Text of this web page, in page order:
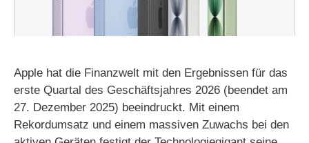
Apple hat die Finanzwelt mit den Ergebnissen für das
erste Quartal des Geschäftsjahres 2026 (beendet am
27. Dezember 2025) beeindruckt. Mit einem
Rekordumsatz und einem massiven Zuwachs bei den